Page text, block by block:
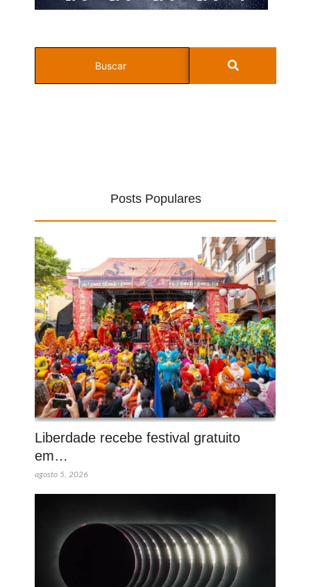
Posts Populares
Liberdade recebe festival gratuito
em…
agosto 5, 2026